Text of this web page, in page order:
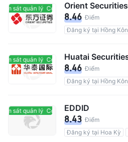
sát quản lý Có giám sát quản lý
Orient Securities
8.46 Điểm
Đăng ký tại Hồng
sát quản lý Có giám sát quản lý
Huatai
8.46 Điểm
Đăng ký tại Hồng
sát quản lý Có giám sát quản lý
EDDID
8.43 Điểm
Đăng ký tại Hoa Kỳ